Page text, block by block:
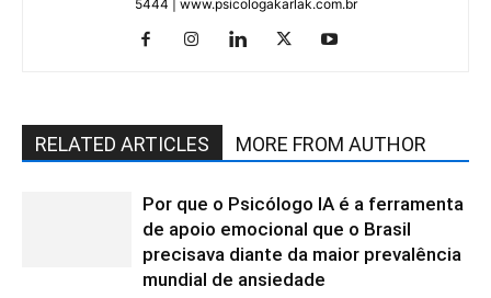
5444 | www.psicologakarlak.com.br
RELATED ARTICLES MORE FROM AUTHOR
Por que o Psicólogo IA é a ferramenta
de apoio emocional que o Brasil
precisava diante da maior prevalência
mundial de ansiedade